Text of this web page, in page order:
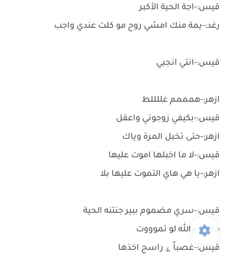
قيس:-اجة الحية الأكبر
رغد:-يمة منك امشي روح مو كلت عندي واجب
قيس:-انتي انجبي
ازهر:-همممم غللللط
قيس:-بكيفي زوجوني واعقل
ازهر:-حتى تخبل المرة وياك
قيس:-لا ما اخبلها اموت عليها
ازهر:-يا هي هاي التموت عليها بلا
قيس:-سري مضموم ببير جنتنه الحية
ملاك:-والله لو تموووت
قيس:-غصباً ؏ راسج اخذها